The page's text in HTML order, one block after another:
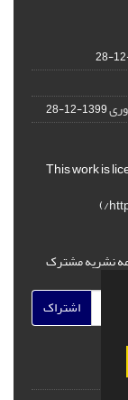
1399-12-28
This work is
)
نشریه مشترک
اشتراک